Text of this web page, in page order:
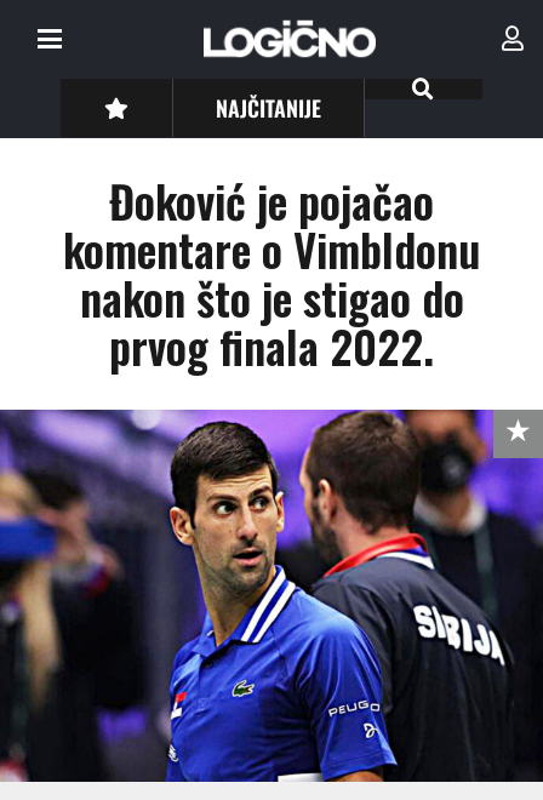
NAJČITANIJE
Đoković je pojačao
komentare o Vimbldonu
nakon što je stigao do
prvog finala 2022.